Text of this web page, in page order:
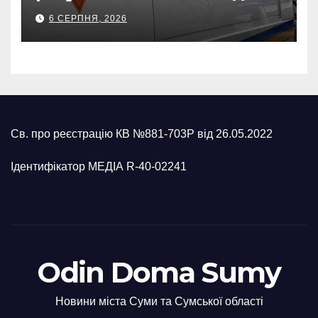
500-кілограмову авіабомбу
росіян
6 СЕРПНЯ, 2026
Св. про реєстрацію КВ №881-703Р від 26.05.2022
Ідентифікатор МЕДІА R-40-02241
Odin Doma Sumy
Новини міста Суми та Сумської області